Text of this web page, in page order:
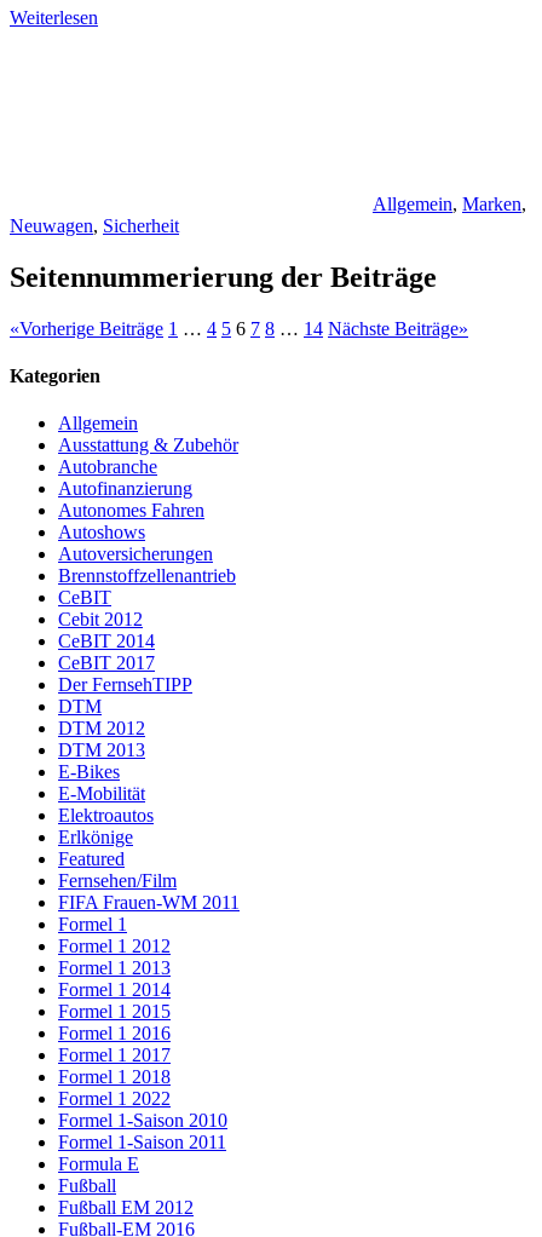
Weiterlesen
Allgemein, Marken,
Neuwagen, Sicherheit
Seitennummerierung der Beiträge
«Vorherige Beiträge 1 … 4 5 6 7 8 … 14 Nächste Beiträge»
Kategorien
Allgemein
Ausstattung & Zubehör
Autobranche
Autofinanzierung
Autonomes Fahren
Autoshows
Autoversicherungen
Brennstoffzellenantrieb
CeBIT
Cebit 2012
CeBIT 2014
CeBIT 2017
Der FernsehTIPP
DTM
DTM 2012
DTM 2013
E-Bikes
E-Mobilität
Elektroautos
Erlkönige
Featured
Fernsehen/Film
FIFA Frauen-WM 2011
Formel 1
Formel 1 2012
Formel 1 2013
Formel 1 2014
Formel 1 2015
Formel 1 2016
Formel 1 2017
Formel 1 2018
Formel 1 2022
Formel 1-Saison 2010
Formel 1-Saison 2011
Formula E
Fußball
Fußball EM 2012
Fußball-EM 2016